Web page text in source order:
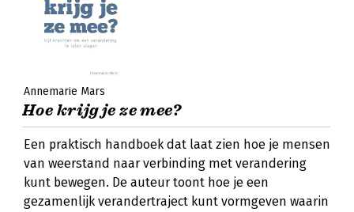
Annemarie Mars
Hoe krijg je ze mee?
Een praktisch handboek dat laat zien hoe je mensen
van weerstand naar verbinding met verandering
kunt bewegen. De auteur toont hoe je een
gezamenlijk verandertraject kunt vormgeven waarin